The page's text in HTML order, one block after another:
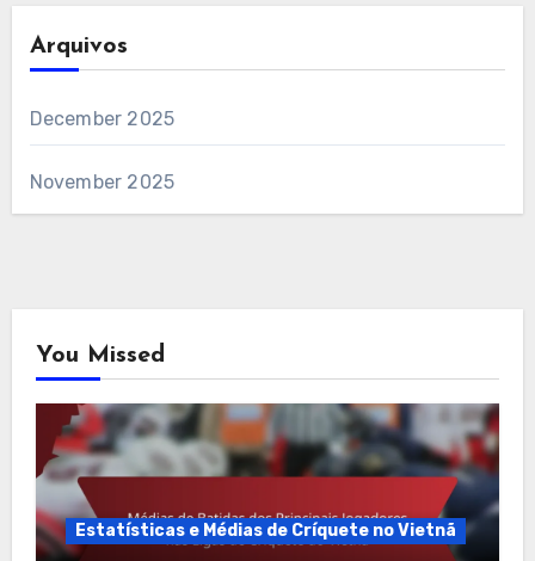
Arquivos
December 2025
November 2025
You Missed
Estatísticas e Médias de Críquete no Vietnã